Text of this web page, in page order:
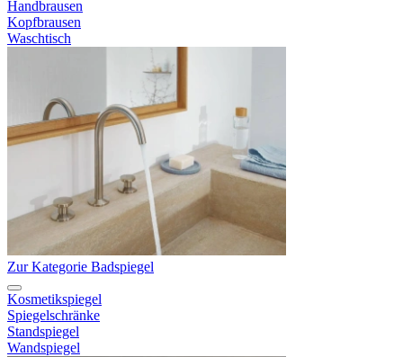
Handbrausen
Kopfbrausen
Waschtisch
Zur Kategorie Badspiegel
Kosmetikspiegel
Spiegelschränke
Standspiegel
Wandspiegel